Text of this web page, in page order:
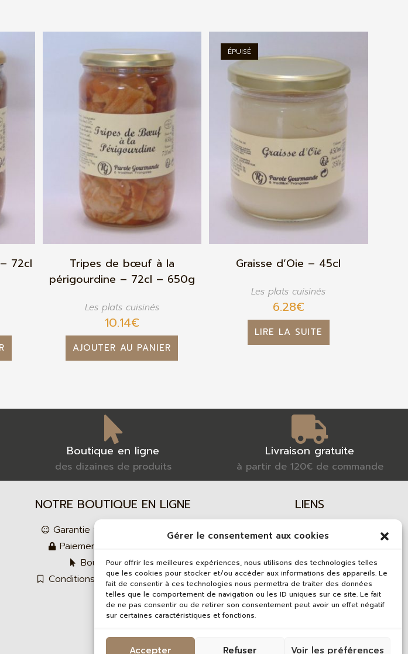
Gérer le consentement aux cookies
Pour offrir les meilleures expériences, nous utilisons des technologies telles
que les cookies pour stocker et/ou accéder aux informations des appareils. Le
fait de consentir à ces technologies nous permettra de traiter des données
telles que le comportement de navigation ou les ID uniques sur ce site. Le fait
de ne pas consentir ou de retirer son consentement peut avoir un effet négatif
sur certaines caractéristiques et fonctions.
Accepter Refuser Voir les préférences
72cl
Tripes de bœuf à la
périgourdine – 72cl – 650g
Les plats cuisinés
10.14€
AJOUTER AU PANIER
ÉPUISÉ
Graisse d’Oie – 45cl
Les plats cuisinés
6.28€
LIRE LA SUITE
Boutique en ligne
des dizaines de produits
Livraison gratuite
à partir de 120€ de commande
NOTRE BOUTIQUE EN LIGNE
Garantie fabrication artisanale
Paiement en ligne sécurisé
Boutique en ligne
Conditions générales de ventes
LIENS
Plan de site
Politique de confidentialité
RÉALISATION
Agence web